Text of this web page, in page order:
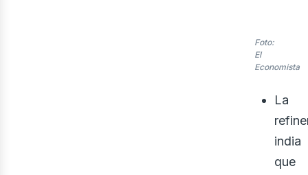
Foto:
El
Economista
La
india
que